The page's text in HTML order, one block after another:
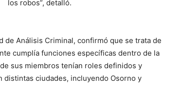
los robos”, detalló.
de Análisis Criminal, confirmó que se trata de
cumplía funciones específicas dentro de la
sus miembros tenían roles definidos y
ciudades, incluyendo Osorno y